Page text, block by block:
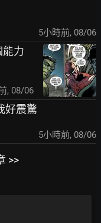
5小時前, 08/06
能力
, 08/06
好震驚
5小時前, 08/06
>>